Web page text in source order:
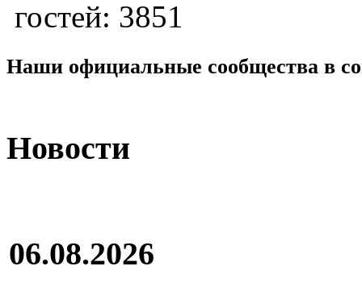
гостей: 3851
Наши официальные сообщества в
Новости
06.08.2026